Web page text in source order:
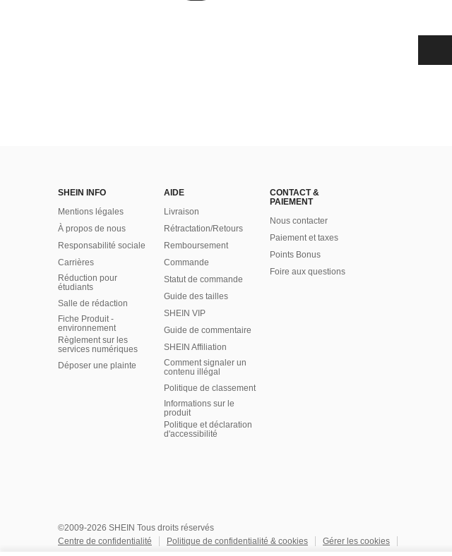
SHEIN INFO
Mentions légales
À propos de nous
Responsabilité sociale
Carrières
Réduction pour
étudiants
Salle de rédaction
Fiche Produit -
environnement
Règlement sur les
services numériques
Déposer une plainte
AIDE
Livraison
Rétractation/Retours
Remboursement
Commande
Statut de commande
Guide des tailles
SHEIN VIP
Guide de commentaire
SHEIN Affiliation
Comment signaler un
contenu illégal
Politique de classement
Informations sur le
produit
Politique et déclaration
d'accessibilité
CONTACT &
PAIEMENT
Nous contacter
Paiement et taxes
Points Bonus
Foire aux questions
©2009-2026 SHEIN Tous droits réservés
Centre de confidentialité
Politique de confidentialité & cookies
Gérer les cookies